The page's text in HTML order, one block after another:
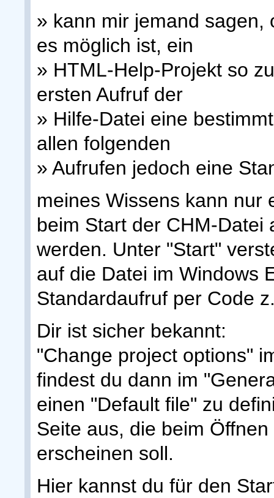
» kann mir jemand sagen,
es möglich ist, ein
» HTML-Help-Projekt so
ersten Aufruf der
» Hilfe-Datei eine
allen folgenden
» Aufrufen jedoch eine
meines Wissens kann nur
beim Start der CHM-Datei
werden. Unter "Start"
auf die Datei im Windows
Standardaufruf per Code
Dir ist sicher bekannt:
"Change project options"
findest du dann im
einen "Default file" zu
Seite aus, die beim
erscheinen soll.
Hier kannst du für den